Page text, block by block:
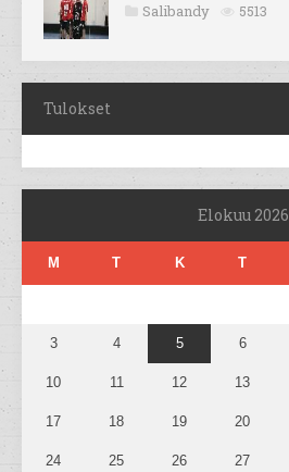
Salibandy 5513
Tulokset
Elokuu 2026
M T K T
3 4 5 6
10 11 12 13
17 18 19 20
24 25 26 27